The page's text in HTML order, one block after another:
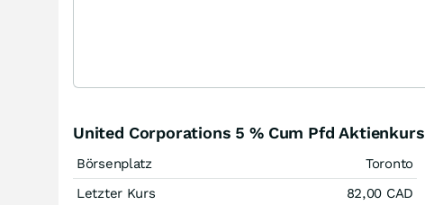
United Corporations 5 % Cum Pfd Aktienkurs
Börsenplatz
Toronto
Letzter Kurs
82,00 CAD